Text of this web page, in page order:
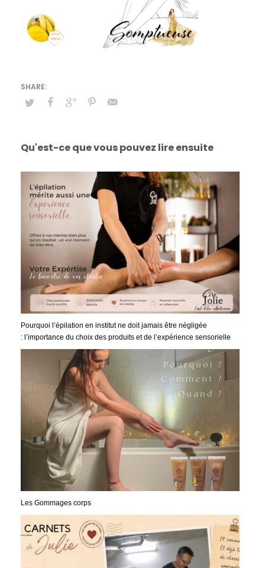
Qu'est-ce que vous pouvez lire ensuite
Pourquoi l’épilation en institut ne doit jamais être négligée
: l’importance du choix des produits et de l’expérience sensorielle
Les Gommages corps